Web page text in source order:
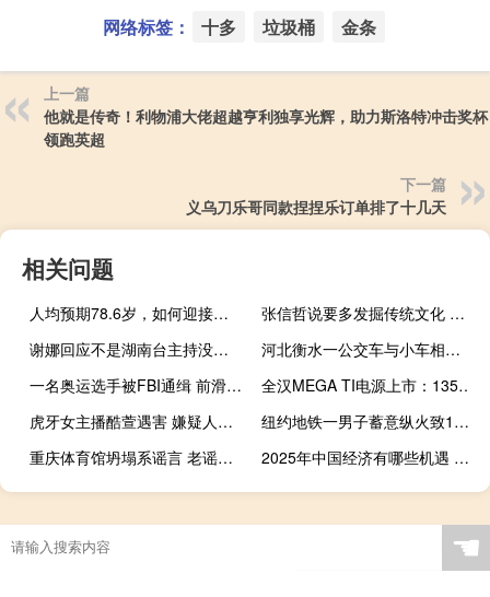
网络标签： 十多 垃圾桶 金条
上一篇
他就是传奇！利物浦大佬超越亨利独享光辉，助力斯洛特冲击奖
领跑英超
下一篇
义乌刀乐哥同款捏捏乐订单排了十几天
相关问题
人均预期78.6岁，如何迎接长寿“新常态”？
张信哲说要多发掘传统文化 探索音乐的未知空间
谢娜回应不是湖南台主持没签约
河北衡水一公交车与小车相撞 事故现场已恢复畅通
一名奥运选手被FBI通缉 前滑雪运动员涉毒走私
全汉MEGA TI电源上市：1350W功率 支持ATX 3.1标准 高效稳定供电选择
虎牙女主播酷萱遇害 嫌疑人被抓 因经济纠纷引发悲剧
纽约地铁一男子蓄意纵火致1人死亡 警方悬赏追凶
重庆体育馆坍塌系谣言 老谣翻炒再被辟谣
2025年中国经济有哪些机遇 专家建议引关注
☚